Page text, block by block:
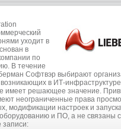
уходит в
в
по
В течение
Софтвэр выбирают
в ИТ-
имеет решающее значение.
неограниченные права
модификации настроек и
и ПО, а не связаны
записи: